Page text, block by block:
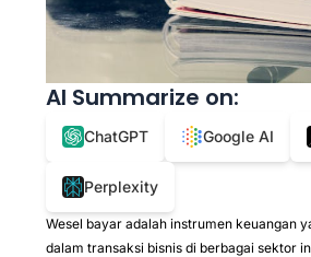
AI Summarize on:
ChatGPT Google AI
Perplexity
Wesel bayar adalah instrumen keuangan
dalam transaksi bisnis di berbagai sektor